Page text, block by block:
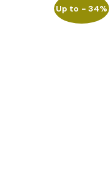
Up to - 34%